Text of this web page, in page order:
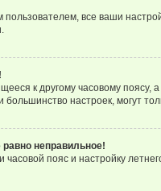
пользователем, все ваши
к другому часовому поясу,
большинство настроек, могут
неправильное!
часовой пояс и настройку